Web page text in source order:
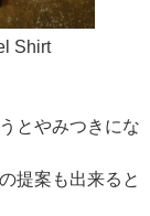
Shirt
とやみつきにな
提案も出来ると